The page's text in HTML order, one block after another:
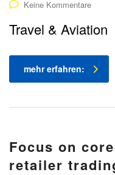
Keine Kommentare
Travel & Aviation
mehr erfahren:
Focus on
retailer